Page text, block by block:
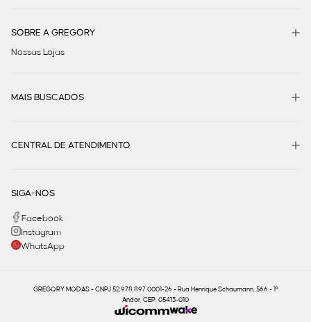
SOBRE A GREGORY
Nossas Lojas
MAIS BUSCADOS
CENTRAL DE ATENDIMENTO
SIGA-NOS
Facebook
Instagram
WhatsApp
GREGORY MODAS - CNPJ 52.978.897.0001-26 - Rua Henrique Schaumann, 566 - 1º
Andar, CEP: 05413-010